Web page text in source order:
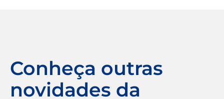
Conheça outras
novidades da